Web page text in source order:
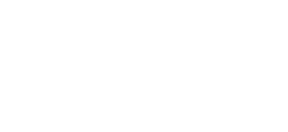
precum lemn, beton, piatră și mortar, oferă o aderență puternică și
este ideal atât pentru uz profesional, cât și pentru lucrări de bricolaj,
perfect cu tavanele, pereții sau ușile, aducând un plus de eleganță
fie de un stil modern, cu linii simple și curate. Datorită